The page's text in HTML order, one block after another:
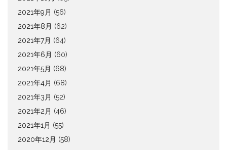
2021年9月 (56)
2021年8月 (62)
2021年7月 (64)
2021年6月 (60)
2021年5月 (68)
2021年4月 (68)
2021年3月 (52)
2021年2月 (46)
2021年1月 (55)
2020年12月 (58)